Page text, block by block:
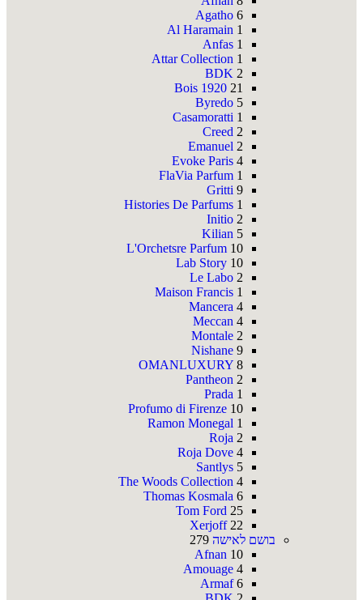
Agatho 6
Al Haramain 1
Anfas 1
Attar Collection 1
BDK 2
Bois 1920 21
Byredo 5
Casamoratti 1
Creed 2
Emanuel 2
Evoke Paris 4
FlaVia Parfum 1
Gritti 9
Histories De Parfums 1
Initio 2
Kilian 5
L'Orchetsre Parfum 10
Lab Story 10
Le Labo 2
Maison Francis 1
Mancera 4
Meccan 4
Montale 2
Nishane 9
OMANLUXURY 8
Pantheon 2
Prada 1
Profumo di Firenze 10
Ramon Monegal 1
Roja 2
Roja Dove 4
Santlys 5
The Woods Collection 4
Thomas Kosmala 6
Tom Ford 25
Xerjoff 22
בושם לאישה 279
Afnan 10
Amouage 4
Armaf 6